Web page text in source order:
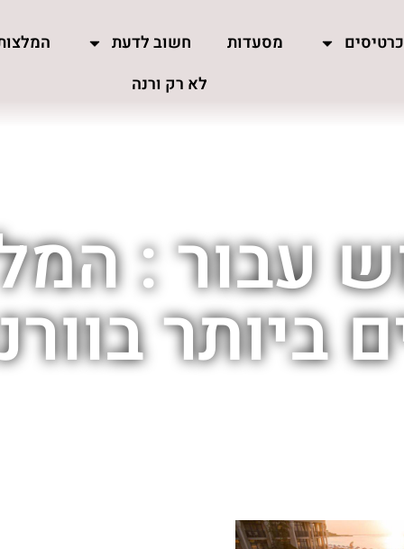
כרטיסים מסעדות חשוב לדעת
לא רק ורנה
עבור :
ביותר